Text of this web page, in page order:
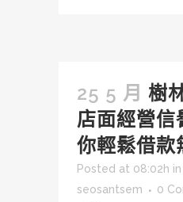
25 5 月 樹
店面經營信
你輕鬆借款
Posted at 08:02h in
seosantsem
0